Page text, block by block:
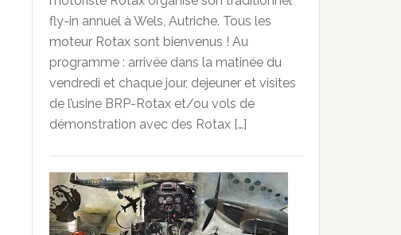
fly-in annuel à Wels, Autriche. Tous les
moteur Rotax sont bienvenus ! Au
programme : arrivée dans la matinée du
vendredi et chaque jour, dejeuner et visites
de l’usine BRP-Rotax et/ou vols de
démonstration avec des Rotax […]